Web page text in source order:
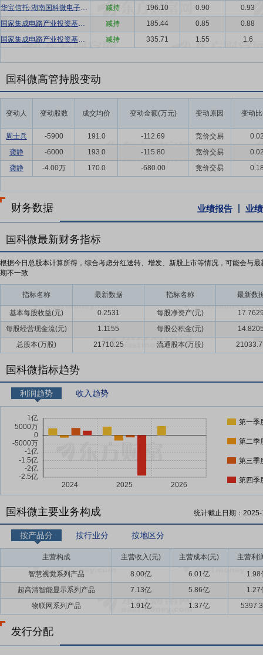
华宝信托-湖南国科微电子股份有限公司2020年员工持股集合资金信托计划
减持 196.10 0.90
0.93
国家集成电路产业投资基金股份有限公司
减持 185.44 0.85
0.88
国家集成电路产业投资基金股份有限公司
减持 335.71 1.55 1.6
国科微高管持股变动
变动人 变动股数 成交均价 变动金额(万元) 变动原因 变动
周士兵 -5900 191.0 -112.69 竞价交易
龚静
-6000 193.0 -115.80 竞价交易
龚静
-4.00万 170.0 -680.00 竞价交易
财务数据 业绩报告 业
国科微最新财务指标
根据今日总股本计算所得，综合考虑分红送转、增发、新股上市等情况，可能会与最
期不一致
指标名称 最新数据 指标名称 最新数
基本每股收益(元) 0.2531 每股净资产(元)
每股经营现金流(元)
1.1155 每股公积金(元)
总股本(万股)
21710.25 流通股本(万股)
国科微指标趋势
利润趋势 收入趋势
第一季
第二季
第三季
第四季
国科微主要业务构成 统计截止日期：
按产品分 按行业分 按地区分
主营构成 主营收入(元) 主营成本(元) 主营利
智慧视觉系列产品 8.00亿 6.01亿
1.98
超高清智能显示系列产品
7.13亿 5.86亿
1.27
物联网系列产品
1.91亿 1.37亿
发行分配